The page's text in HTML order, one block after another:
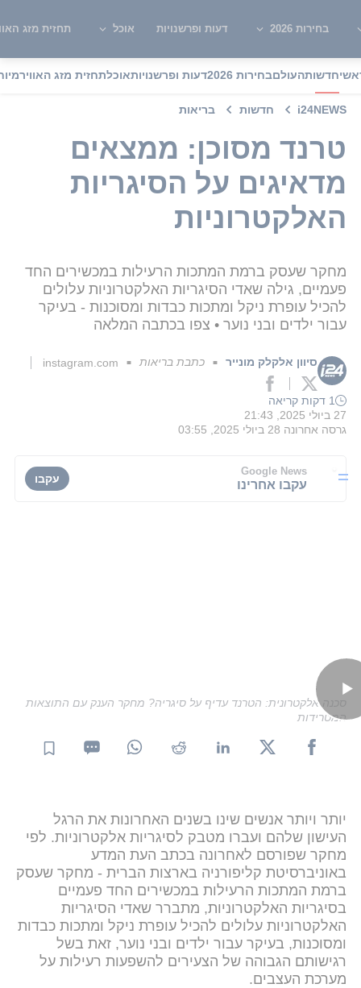
בחירות 2026 דעות ופרשנויות אוכל תחזית מזג
חדשותהעולםבחירות 2026 דעות ופרשנויותאוכלתחזית מזג האוויר
i24NEWS חדשות בריאות
טרנד מסוכן: ממצאים
מדאיגים על הסיגריות
האלקטרוניות
מחקר שעסק ברמת המתכות הרעילות במכשירים החד
פעמיים, גילה שאדי הסיגריות האלקטרוניות עלולים
להכיל עופרת ניקל ומתכות כבדות ומסוכנות - בעיקר
עבור ילדים ובני נוער • צפו בכתבה המלאה
סיוון אלקלק מונייר ■ כתבת בריאות ■
instagram.com
1 דקות קריאה
27 ביולי 2025, 21:43
גרסה אחרונה 28 ביולי 2025, 03:55
Google News
עקבו אחרינו עקבו
סכנה אלקטרונית: הטרנד עדיף על סיגריה? מחקר הענק עם התוצאות
המטרידות
יותר ויותר אנשים שינו בשנים האחרונות את הרגל
העישון שלהם ועברו מטבק לסיגריות אלקטרוניות. לפי
מחקר שפורסם לאחרונה בכתב העת המדע
באוניברסיטת קליפורניה בארצות הברית - מחקר שעסק
ברמת המתכות הרעילות במכשירים החד פעמיים
בסיגריות האלקטרוניות, מתברר שאדי הסיגריות
האלקטרוניות עלולים להכיל עופרת ניקל ומתכות כבדות
ומסוכנות, בעיקר עבור ילדים ובני נוער, זאת בשל
רגישותם הגבוהה של הצעירים להשפעות רעילות על
מערכת העצבים.